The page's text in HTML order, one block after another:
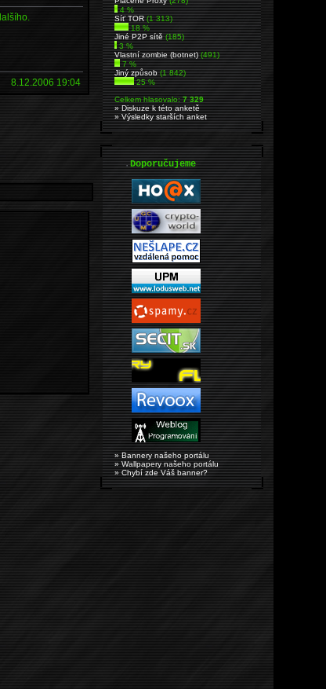
8.12.2006 19:04
4 %
Síť TOR(1 313)
18 %
Jiné P2P sítě(185)
3 %
Vlastní zombie (botnet)(491)
7 %
Jiný způsob(1 842)
25 %
Celkem hlasovalo:7 329
» Diskuze k této anketě
» Výsledky starších anket
.Doporučujeme
» Bannery našeho portálu
» Wallpapery našeho portálu
» Chybí zde Váš banner?